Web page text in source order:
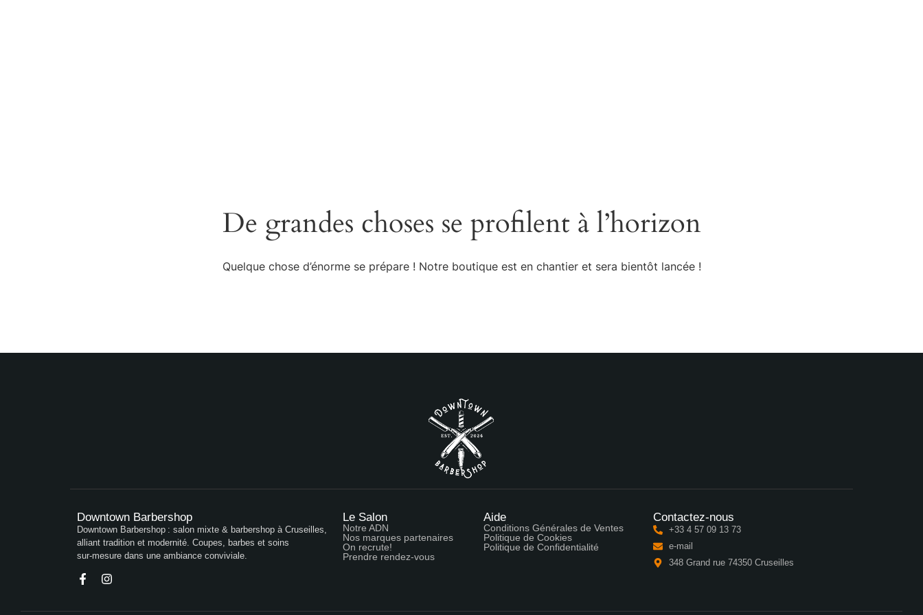
De grandes choses se profilent à l’horizon
Quelque chose d’énorme se prépare ! Notre boutique est en chantier et sera bientôt lancée !
Downtown Barbershop
Downtown Barbershop : salon mixte & barbershop à Cruseilles,
alliant tradition et modernité. Coupes, barbes et soins
sur‑mesure dans une ambiance conviviale.
Le Salon
Notre ADN
Nos marques partenaires
On recrute!
Prendre rendez-vous
Aide
Conditions Générales de Ventes
Politique de Cookies
Politique de Confidentialité
Contactez-nous
+33 4 57 09 13 73
e-mail
348 Grand rue 74350 Cruseilles